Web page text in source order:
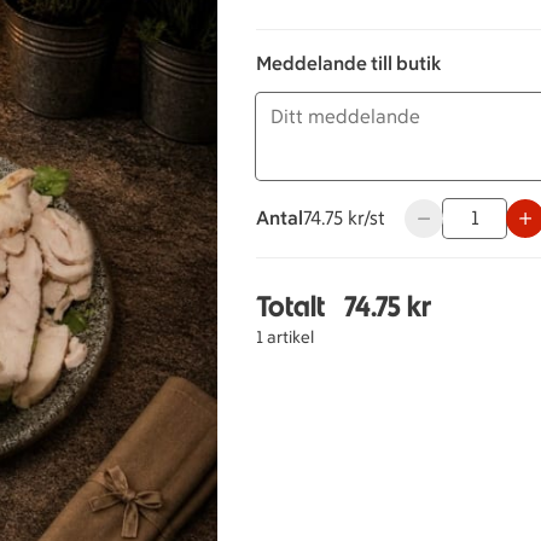
Meddelande till butik
Antal
74.75 kronor styck
74.75 kr/st Använd
Totalt
1 artikel
Totalt 1 stycken
74.75 kr